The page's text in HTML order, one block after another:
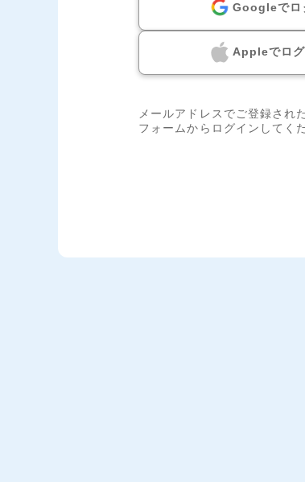
Googleでロ
Appleでロ
メールアドレスでご登録され
フォームからログインしてく